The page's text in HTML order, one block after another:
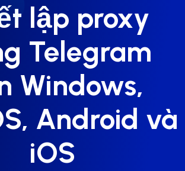
lập proxy
Telegram
Windows,
Android và
iOS